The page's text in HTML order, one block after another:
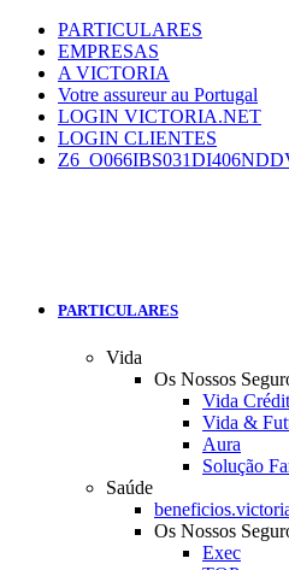
PARTICULARES
EMPRESAS
A VICTORIA
Votre assureur au Portugal
LOGIN VICTORIA.NET
LOGIN CLIENTES
PARTICULARES
Vida
Os Nossos
Vida
Vida &
Aura
Solução
Saúde
Os Nossos
Exec